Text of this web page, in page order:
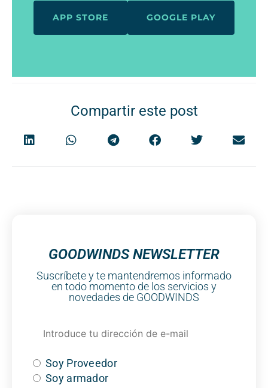
APP STORE GOOGLE PLAY
Compartir este post
GOODWINDS NEWSLETTER
Suscríbete y te mantendremos informado
en todo momento de los servicios y
novedades de GOODWINDS
Soy Proveedor
Soy armador